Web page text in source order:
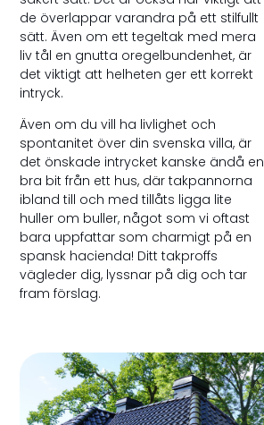
de överlappar varandra på ett stilfullt
sätt. Även om ett tegeltak med mera
liv tål en gnutta oregelbundenhet, är
det viktigt att helheten ger ett korrekt
intryck.
Även om du vill ha livlighet och
spontanitet över din svenska villa, är
det önskade intrycket kanske ändå en
bra bit från ett hus, där takpannorna
ibland till och med tillåts ligga lite
huller om buller, något som vi oftast
bara uppfattar som charmigt på en
spansk hacienda! Ditt takproffs
vägleder dig, lyssnar på dig och tar
fram förslag.